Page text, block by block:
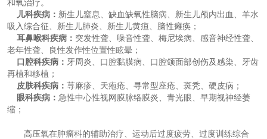
和氧治疗。
儿科疾病： 新生儿窒息、缺血缺氧性脑病、新生儿颅内出血、羊水
吸入综合征、新生儿肺炎、新生儿黄疸、脑性瘫痪；
耳鼻喉科疾病： 突发性聋、噪音性聋、梅尼埃病、感音神经性聋、
老年性聋、良性发作性位置性眩晕；
口腔科疾病： 牙周炎、口腔黏膜病、口腔颌面部创伤及感染、牙齿
再植和移植；
皮肤科疾病： 荨麻疹、天疱疮、寻常型座疮、斑秃、硬皮病；
眼科疾病： 急性中心性视网膜脉络膜炎、青光眼、早期视神经萎
缩；
高压氧在肿瘤科的辅助治疗、运动后过度疲劳、过度训练综合